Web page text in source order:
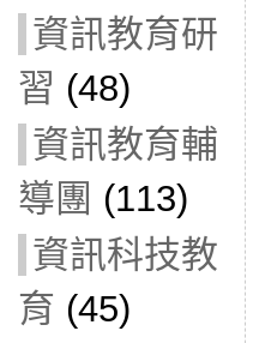
資訊教育研
習 (48)
資訊教育輔
導團 (113)
資訊科技教
育 (45)